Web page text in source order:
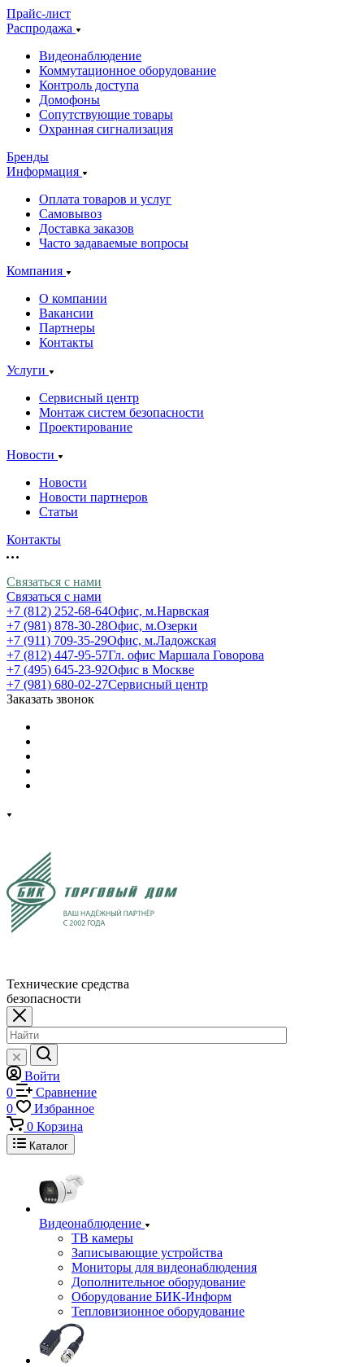
Прайс-лист
Распродажа
Видеонаблюдение
Коммутационное оборудование
Контроль доступа
Домофоны
Сопутствующие товары
Охранная сигнализация
Бренды
Информация
Оплата товаров и услуг
Самовывоз
Доставка заказов
Часто задаваемые вопросы
Компания
О компании
Вакансии
Партнеры
Контакты
Услуги
Сервисный центр
Монтаж систем безопасности
Проектирование
Новости
Новости
Новости партнеров
Статьи
Контакты
Связаться с нами
Связаться с нами
+7 (812) 252-68-64Офис, м.Нарвская
+7 (981) 878-30-28Офис, м.Озерки
+7 (911) 709-35-29Офис, м.Ладожская
+7 (812) 447-95-57Гл. офис Маршала Говорова
+7 (495) 645-23-92Офис в Москве
+7 (981) 680-02-27Сервисный центр
Заказать звонок
Технические средства
безопасности
Войти
0
Сравнение
0
Избранное
0 Корзина
Каталог
Видеонаблюдение
ТВ камеры
Записывающие устройства
Мониторы для видеонаблюдения
Дополнительное оборудование
Оборудование БИК-Информ
Тепловизионное оборудование